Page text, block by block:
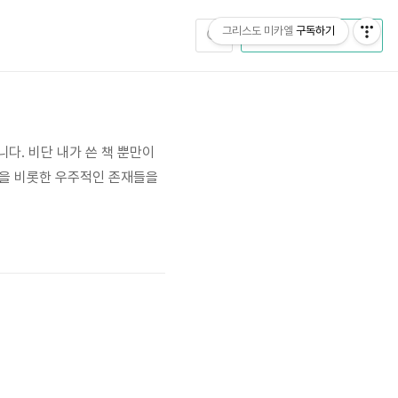
CATEGORY
. 비단 내가 쓴 책 뿐만이
비롯한 우주적인 존재들을
그리스도 미카엘 구독하기